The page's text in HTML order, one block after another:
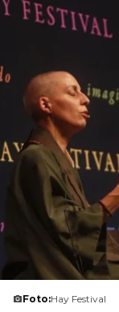
Foto:Hay Festival